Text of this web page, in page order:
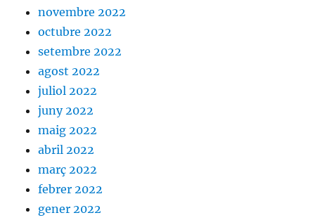
novembre 2022
octubre 2022
setembre 2022
agost 2022
juliol 2022
juny 2022
maig 2022
abril 2022
març 2022
febrer 2022
gener 2022